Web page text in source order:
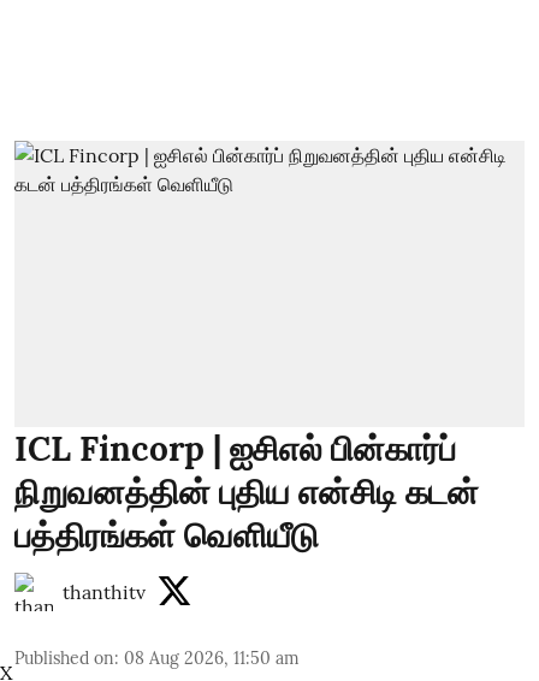
ICL Fincorp | ஐசிஎல் பின்கார்ப்
நிறுவனத்தின் புதிய என்சிடி கடன்
பத்திரங்கள் வெளியீடு
thanthitv
Published on: 08 Aug 2026, 11:50 am
X